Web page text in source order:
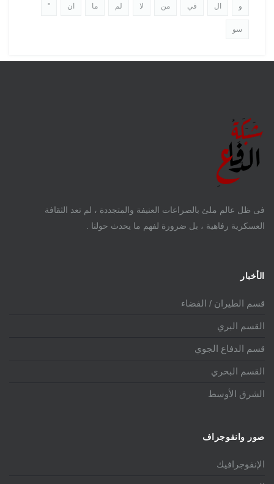
و ال في من لا لم ما ان "
سو
فى ظل عالم ملئ بالصراعات العنيفة والمتجددة ، لم تعد الثقافة
العسكرية رفاهية ، بل ضرورة لفهم ما يحدث حولنا .
الأخبار
قسم الطيران / الفضاء
القسم البري
قسم الدفاع الجوي
القسم البحري
الشرق الأوسط
صور وانفوجراف
الإنفوجرافيك